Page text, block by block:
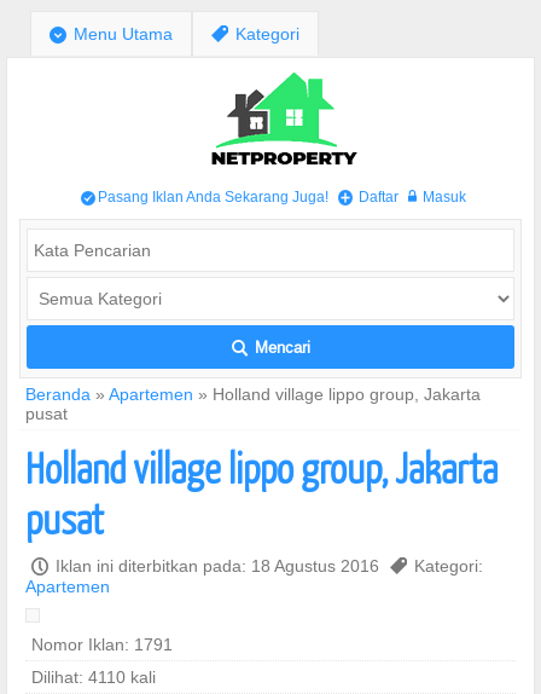
; Menu Utama , Kategori
/ Pasang Iklan Anda Sekarang Juga! + Daftar w Masuk
L Mencari
Beranda » Apartemen » Holland village lippo group, Jakarta
pusat
Holland village lippo group, Jakarta
pusat
P Iklan ini diterbitkan pada: 18 Agustus 2016 , Kategori:
Apartemen
Nomor Iklan: 1791
Dilihat: 4110 kali